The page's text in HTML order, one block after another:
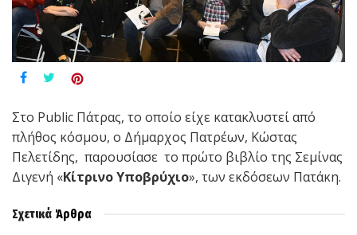
Στο Public Πάτρας, το οποίο είχε κατακλυστεί από
πλήθος κόσμου, ο Δήμαρχος Πατρέων, Κώστας
Πελετίδης, παρουσίασε το πρώτο βιβλίο της Σεμίνας
Διγενή «Κίτρινο Υποβρύχιο», των εκδόσεων Πατάκη.
Σχετικά Άρθρα